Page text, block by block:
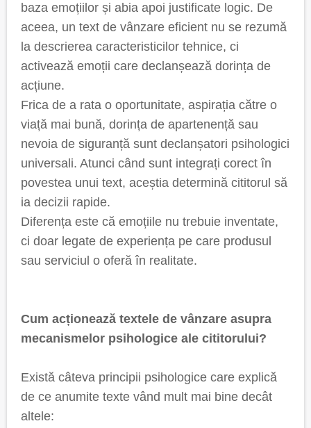
baza emoțiilor și abia apoi justificate logic. De
aceea, un text de vânzare eficient nu se rezumă
la descrierea caracteristicilor tehnice, ci
activează emoții care declanșează dorința de
acțiune.
Frica de a rata o oportunitate, aspirația către o
viață mai bună, dorința de apartenență sau
nevoia de siguranță sunt declanșatori psihologici
universali. Atunci când sunt integrați corect în
povestea unui text, aceștia determină cititorul să
ia decizii rapide.
Diferența este că emoțiile nu trebuie inventate,
ci doar legate de experiența pe care produsul
sau serviciul o oferă în realitate.
Cum acționează textele de vânzare asupra
mecanismelor psihologice ale cititorului?
Există câteva principii psihologice care explică
de ce anumite texte vând mult mai bine decât
altele: